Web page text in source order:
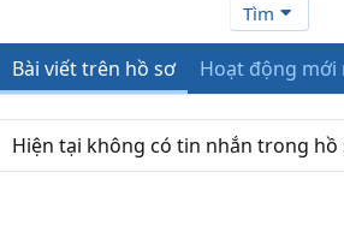
Tìm
Bài viết trên hồ sơ Hoạt động mới
Hiện tại không có tin nhắn trong hồ